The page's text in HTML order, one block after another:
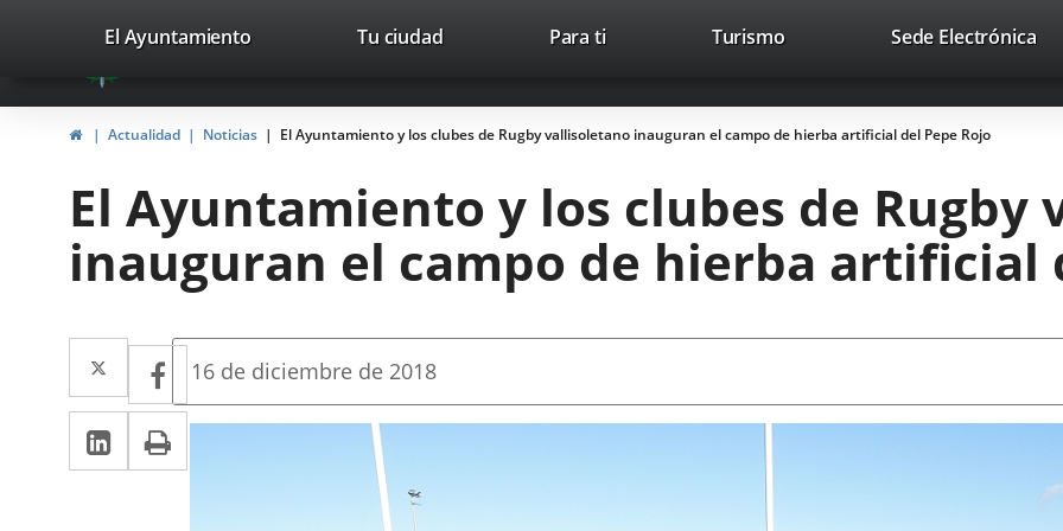
Portal
Web
del
Valladolid
avaTop Trabaja con nosotros Contacto
valladolid.es
El Ayuntamiento Tu ciudad Para ti TurismoEste
abrirá
en
ventana
nueva.
Sede Electrónica
InicioActualidad Noticias El Ayuntamiento y los clubes de Rugby vallisoletano inauguran el campo de hierba artificial del Pepe Rojo
El Ayuntamiento y los clubes de Rugby
inauguran el campo de hierba artificial
Twitter
Enlace
a
una
aplicación
Facebook
Enlace
a
una
LinkedIn
Enlace
a
Imprimir
Fecha
la
16 de diciembre de 2018